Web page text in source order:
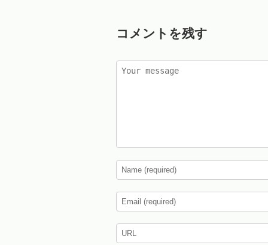
コメントを残す